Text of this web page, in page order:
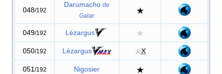
048/192
Darumacho de
Galar
049/192 Lézargus
050/192 Lézargus X
051 /192 Nigosier